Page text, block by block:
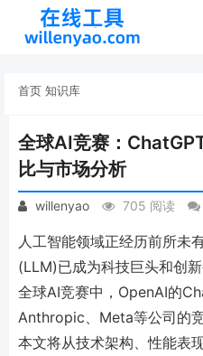
首页 知识库
全球AI竞赛：
比与市场分析
willenyao 705 阅读
人工智能领域正经历前所未
(LLM)已成为科技巨头和创
全球AI竞赛中，OpenAI的
Anthropic、Meta等公司的
本文将从技术架构、性能表